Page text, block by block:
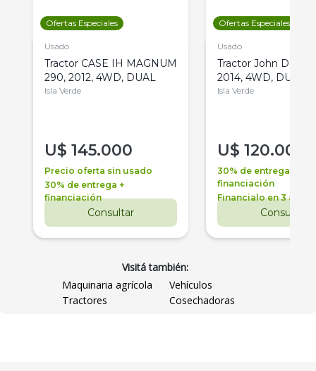
Ofertas Especiales
Usado
Tractor CASE IH MAGNUM
290, 2012, 4WD, DUAL
Isla Verde
U$ 145.000
Precio oferta sin usado
30% de entrega +
financiación
Consultar
Ofertas Especiales
Usado
Tractor John Deere
2014, 4WD, DUAL
Isla Verde
U$ 120.000
30% de entrega +
financiación
Financialo en 3 años
Consultar
Visitá también:
Maquinaria agrícola
Vehículos
Tractores
Cosechadoras